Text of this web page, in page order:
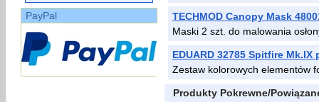
PayPal
TECHMOD Canopy Mask
Maski 2 szt. do malowania
EDUARD 32785 Spitfire Mk.IX
Zestaw kolorowych elementów
Produkty Pokrewne/